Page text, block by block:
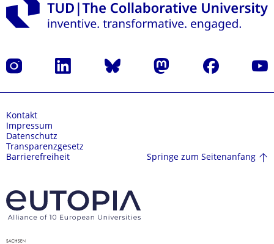
Instagram LinkedIn Bluesky Mastodon Facebook
Kontakt
Impressum
Datenschutz
Transparenzgesetz
Barrierefreiheit
Springe zum Seitenanfang